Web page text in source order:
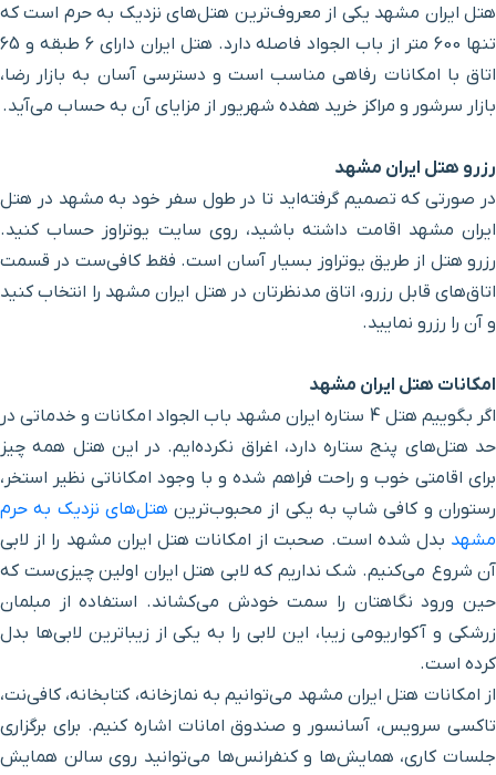
موزه فرش ۲ دقیقه با خودرو (۱ کیلومتر و ۳۵۳ متر)
موزه قرآن و نفایس ۲ دقیقه با خودرو (۱ کیلومتر و ۳۵۳ متر)
موزه هنرهای تجسمی
موزه تمبر، اسکناس و سکه ۲ دقیقه با خودرو (۱ کیلومتر و ۳۵۳ متر)
موزه نجوم و ساعت ۲ دقیقه با خودرو (۱ کیلومتر و ۳۵۳ متر)
کنسولگری کشور ترکمنستان ۴ دقیقه با خودرو (۱ کیلومتر و ۳۷۱ متر)
خیابان خسروی نو ۳ دقیقه با خودرو (۱ کیلومتر و ۴۰۱ متر)
خیابان خسروی نو ۳ دقیقه با خودرو (۱ کیلومتر و ۴۱۱ متر)
حرم ورودی خیابان شیرازی ۳ دقیقه با خودرو (۱ کیلومتر و ۴۳۸ متر)
کلیسا انجیلی
مدرسه علمیه عباسقلی خان ۳ دقیقه با خودرو (۱ کیلومتر و ۵۳۱ متر)
هتل ایران مشهد یکی از معروف‌ترین هتل‌های نزدیک به حرم است که
تنها 600 متر از باب الجواد فاصله دارد. هتل ایران دارای 6 طبقه و 65
اتاق با امکانات رفاهی مناسب است و دسترسی آسان به بازار رضا،
بازار سرشور و مراکز خرید هفده شهریور از مزایای آن به حساب می‌آید.
رزرو هتل ایران مشهد
در صورتی که تصمیم گرفته‌اید تا در طول سفر خود به مشهد در هتل
ایران مشهد اقامت داشته باشید، روی سایت یوتراوز حساب کنید.
رزرو هتل از طریق یوتراوز بسیار آسان است. فقط کافی‌ست در قسمت
اتاق‌های قابل رزرو، اتاق مدنظرتان در هتل ایران مشهد را انتخاب کنید
و آن را رزرو نمایید.
امکانات هتل ایران مشهد
اگر بگوییم هتل 4 ستاره ایران مشهد باب الجواد امکانات و خدماتی در
حد هتلهای پنج ستاره دارد، اغراق نکردهایم. در این هتل همه چیز
برای اقامتی خوب و راحت فراهم شده و با وجود امکاناتی نظیر استخر،
رستوران و کافی شاپ به یکی از محبوب‌ترین هتل‌های نزدیک به حرم
مشهد بدل شده است. صحبت از امکانات هتل ایران مشهد را از لابی
آن شروع می‌کنیم. شک نداریم که لابی هتل ایران اولین چیزیست که
حین ورود نگاهتان را سمت خودش میکشاند. استفاده از مبلمان
زرشکی و آکواریومی زیبا، این لابی را به یکی از زیباترین لابیها بدل
کرده است.
از امکانات هتل ایران مشهد میتوانیم به نمازخانه، کتابخانه، کافینت،
تاکسی سرویس، آسانسور و صندوق امانات اشاره کنیم. برای برگزاری
جلسات کاری، همایش‌ها و کنفرانس‌ها می‌توانید روی سالن همایش